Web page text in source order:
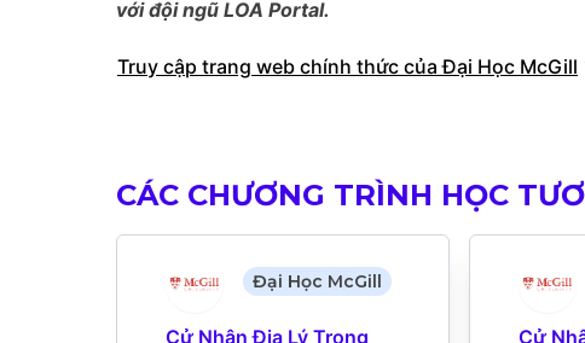
với đội ngũ LOA Portal.
Truy cập trang web chính thức của Đại Học McGill
CÁC CHƯƠNG TRÌNH HỌC
Đại Học McGill
Cử Nhân Địa Lý Trong
Cử